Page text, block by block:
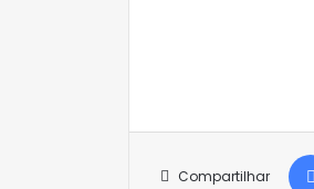
Compartilhar